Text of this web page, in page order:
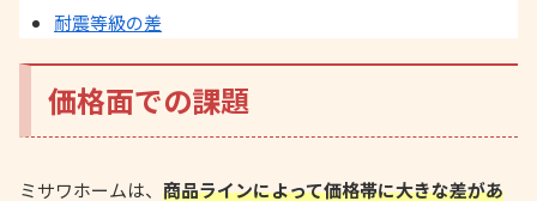
耐震等級の差
価格面での課題
ミサワホームは、 商品ラインによって価格帯に大きな差があ